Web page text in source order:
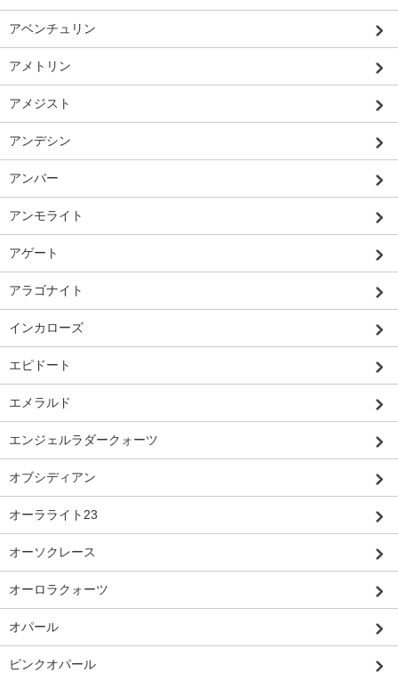
アベンチュリン
アメトリン
アメジスト
アンデシン
アンバー
アンモライト
アゲート
アラゴナイト
インカローズ
エピドート
エメラルド
エンジェルラダークォーツ
オブシディアン
オーラライト23
オーソクレース
オーロラクォーツ
オパール
ピンクオパール